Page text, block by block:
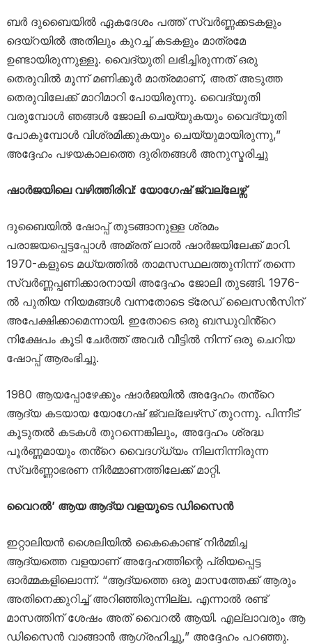
ബർ ദുബൈയിൽ ഏകദേശം പത്ത് സ്വർണ്ണക്കടകളും
ദെയ്റയിൽ അതിലും കുറച്ച് കടകളും മാത്രമേ
ഉണ്ടായിരുന്നുള്ളൂ. വൈദ്യുതി ലഭിച്ചിരുന്നത് ഒരു
തെരുവിൽ മൂന്ന് മണിക്കൂർ മാത്രമാണ്, അത് അടുത്ത
തെരുവിലേക്ക് മാറിമാറി പോയിരുന്നു. വൈദ്യുതി
വരുമ്പോൾ ഞങ്ങൾ ജോലി ചെയ്യുകയും വൈദ്യുതി
പോകുമ്പോൾ വിശ്രമിക്കുകയും ചെയ്യുമായിരുന്നു,”
അദ്ദേഹം പഴയകാലത്തെ ദുരിതങ്ങൾ അനുസ്മരിച്ചു
ഷാർജയിലെ വഴിത്തിരിവ്: യോഗേഷ് ജ്വല്ലേഴ്സ്
ദുബൈയിൽ ഷോപ്പ് തുടങ്ങാനുള്ള ശ്രമം
പരാജയപ്പെട്ടപ്പോൾ അമ്രത് ലാൽ ഷാർജയിലേക്ക് മാറി.
1970-കളുടെ മധ്യത്തിൽ താമസസ്ഥലത്തുനിന്ന് തന്നെ
സ്വർണ്ണപ്പണിക്കാരനായി അദ്ദേഹം ജോലി തുടങ്ങി. 1976-
ൽ പുതിയ നിയമങ്ങൾ വന്നതോടെ ട്രേഡ് ലൈസൻസിന്
അപേക്ഷിക്കാമെന്നായി. ഇതോടെ ഒരു ബന്ധുവിൻ്റെ
നിക്ഷേപം കൂടി ചേർത്ത് അവർ വീട്ടിൽ നിന്ന് ഒരു ചെറിയ
ഷോപ്പ് ആരംഭിച്ചു.
1980 ആയപ്പോഴേക്കും ഷാർജയിൽ അദ്ദേഹം തൻ്റെ
ആദ്യ കടയായ യോഗേഷ് ജ്വല്ലേഴ്‌സ് തുറന്നു. പിന്നീട്
കൂടുതൽ കടകൾ തുറന്നെങ്കിലും, അദ്ദേഹം ശ്രദ്ധ
പൂർണ്ണമായും തൻ്റെ വൈദഗ്ധ്യം നിലനിന്നിരുന്ന
സ്വർണ്ണാഭരണ നിർമ്മാണത്തിലേക്ക് മാറ്റി.
വൈറൽ’ ആയ ആദ്യ വളയുടെ ഡിസൈൻ
ഇറ്റാലിയൻ ശൈലിയിൽ കൈകൊണ്ട് നിർമ്മിച്ച
ആദ്യത്തെ വളയാണ് അദ്ദേഹത്തിന്റെ പ്രിയപ്പെട്ട
ഓർമ്മകളിലൊന്ന്. “ആദ്യത്തെ ഒരു മാസത്തേക്ക് ആരും
അതിനെക്കുറിച്ച് അറിഞ്ഞിരുന്നില്ല. എന്നാൽ രണ്ട്
മാസത്തിന് ശേഷം അത് വൈറൽ ആയി. എല്ലാവരും ആ
ഡിസൈൻ വാങ്ങാൻ ആഗ്രഹിച്ചു,” അദ്ദേഹം പറഞ്ഞു.